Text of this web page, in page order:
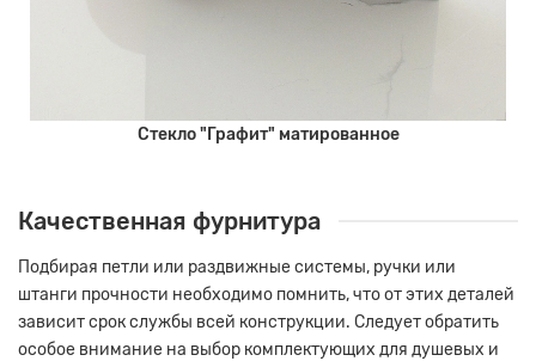
Стекло "Графит" матированное
Качественная фурнитура
Подбирая петли или раздвижные системы, ручки или
штанги прочности необходимо помнить, что от этих деталей
зависит срок службы всей конструкции. Следует обратить
особое внимание на выбор комплектующих для душевых и